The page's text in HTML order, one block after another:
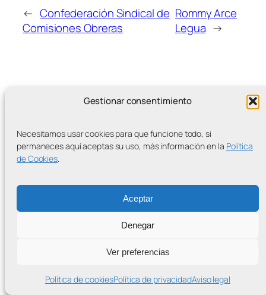
Gestionar consentimiento
Necesitamos usar cookies para que funcione todo, si
permaneces aquí aceptas su uso, más información en la Política
de Cookies.
Aceptar
Denegar
Ver preferencias
Política de cookiesPolítica de privacidadAviso legal
← Confederación Sindical de
Comisiones Obreras
Rommy Arce
Legua →
WordPress